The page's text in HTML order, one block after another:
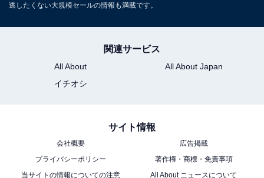
Bose QuietComfort Ultra Headphones 完全 ワイヤレス
Bluetooth接続 マイク付 最大24時間再生 急速充電 ブラッ
Bose「QuietComfort Headphones LE」
逃したくない大規模セールの情報も満載です。
関連サービス
All About
All About Japan
イチオシ
サイト情報
会社概要
広告掲載
プライバシーポリシー
著作権・商標・免責事項
当サイトの情報についての注意
All About ニュースについて